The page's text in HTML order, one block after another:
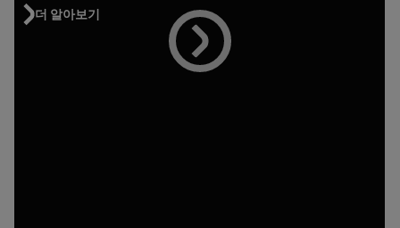
더 알아보기